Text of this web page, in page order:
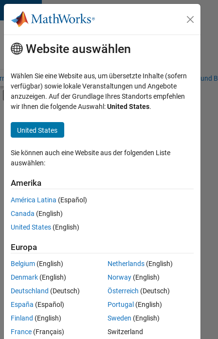
Weiter zum Inhalt
Karriere
bei
MathWorks
– Übersicht Stellensuche Niederlassungen Studierende und
Umschaltung für Off-Canvas-
Hauptinhalt
Information Technology
Sales Operations
Marketing Services
Human Resources
+3
Derzeit
es
keine
offenen
Stellen,
Ihren
Suchkriterien
entsprechen.
können
die
Suchkriterien
weiter
fassen
Website auswählen
Wählen Sie eine Website aus, um übersetzte Inhalte (sofern
verfügbar) sowie lokale Veranstaltungen und Angebote
anzuzeigen. Auf der Grundlage Ihres Standorts empfehlen
wir Ihnen die folgende Auswahl:United States.
United States
Sie können auch eine Website aus der folgenden Liste
auswählen:
Amerika
América Latina (Español)
Canada (English)
United States (English)
Europa
Belgium (English)
Denmark (English)
Deutschland (Deutsch)
España (Español)
Finland (English)
France (Français)
Netherlands(English)
Norway(English)
Österreich (Deutsch)
Portugal (English)
Sweden (English)
Switzerland